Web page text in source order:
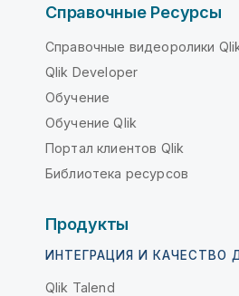
Справочные Ресурсы
Справочные видеоролики
Qlik Developer
Обучение
Обучение Qlik
Портал клиентов Qlik
Библиотека ресурсов
Продукты
ИНТЕГРАЦИЯ И КАЧЕСТВО
Qlik Talend